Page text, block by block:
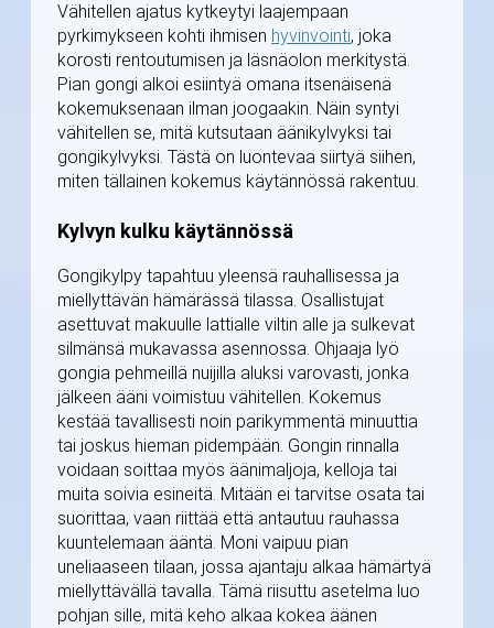
Vähitellen ajatus kytkeytyi laajempaan
pyrkimykseen kohti ihmisen hyvinvointi, joka
korosti rentoutumisen ja läsnäolon merkitystä.
Pian gongi alkoi esiintyä omana itsenäisenä
kokemuksenaan ilman joogaakin. Näin syntyi
vähitellen se, mitä kutsutaan äänikylvyksi tai
gongikylvyksi. Tästä on luontevaa siirtyä siihen,
miten tällainen kokemus käytännössä rakentuu.
Kylvyn kulku käytännössä
Gongikylpy tapahtuu yleensä rauhallisessa ja
miellyttävän hämärässä tilassa. Osallistujat
asettuvat makuulle lattialle viltin alle ja sulkevat
silmänsä mukavassa asennossa. Ohjaaja lyö
gongia pehmeillä nuijilla aluksi varovasti, jonka
jälkeen ääni voimistuu vähitellen. Kokemus
kestää tavallisesti noin parikymmentä minuuttia
tai joskus hieman pidempään. Gongin rinnalla
voidaan soittaa myös äänimaljoja, kelloja tai
muita soivia esineitä. Mitään ei tarvitse osata tai
suorittaa, vaan riittää että antautuu rauhassa
kuuntelemaan ääntä. Moni vaipuu pian
uneliaaseen tilaan, jossa ajantaju alkaa hämärtyä
miellyttävällä tavalla. Tämä riisuttu asetelma luo
pohjan sille, mitä keho alkaa kokea äänen